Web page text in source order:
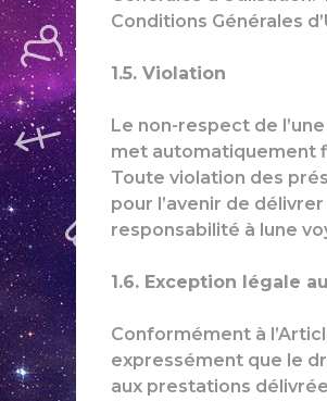
Conditions Générales
1.5. Violation
Le non-respect de
met automatiquement
Toute violation des
pour l’avenir de
responsabilité à lune
1.6. Exception légale
Conformément à
expressément que le
aux prestations